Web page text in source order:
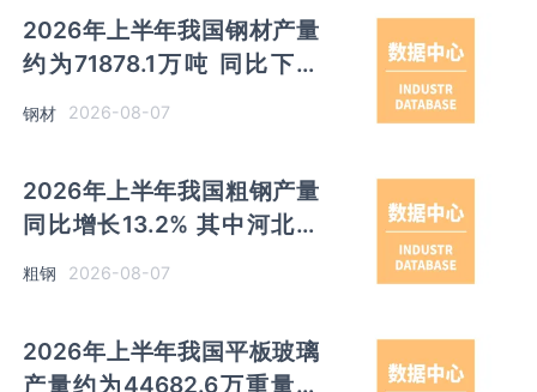
2026年上半年我国钢材产量
约为71878.1万吨 同比下降
排名第一
钢材 2026-08-07
2026年上半年我国粗钢产量
同比增长13.2% 其中河北产
粗钢 2026-08-07
2026年上半年我国平板玻璃
产量约为44682.6万重量箱